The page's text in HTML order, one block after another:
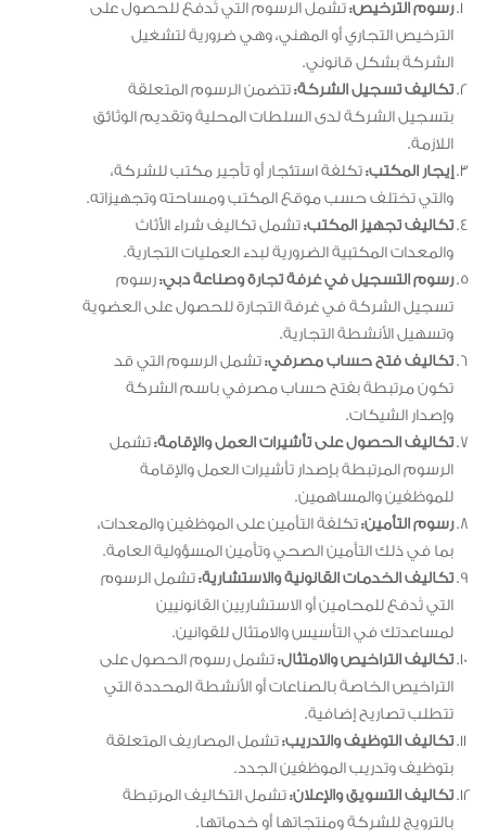
رسوم الترخيص:تشمل الرسوم التي تُدفع للحصول على
الترخيص التجاري أو المهني، وهي ضرورية لتشغيل
الشركة بشكل قانوني.
تكاليف تسجيل الشركة:تتضمن الرسوم المتعلقة
بتسجيل الشركة لدى السلطات المحلية وتقديم الوثائق
اللازمة.
إيجار المكتب:تكلفة استئجار أو تأجير مكتب للشركة،
والتي تختلف حسب موقع المكتب ومساحته وتجهيزاته.
تكاليف تجهيز المكتب:تشمل تكاليف شراء الأثاث
والمعدات المكتبية الضرورية لبدء العمليات التجارية.
رسوم التسجيل في غرفة تجارة وصناعة دبي:رسوم
تسجيل الشركة في غرفة التجارة للحصول على العضوية
وتسهيل الأنشطة التجارية.
تكاليف فتح حساب مصرفي:تشمل الرسوم التي قد
تكون مرتبطة بفتح حساب مصرفي باسم الشركة
وإصدار الشيكات.
تكاليف الحصول على تأشيرات العمل والإقامة:تشمل
الرسوم المرتبطة بإصدار تأشيرات العمل والإقامة
للموظفين والمساهمين.
رسوم التأمين:تكلفة التأمين على الموظفين والمعدات،
بما في ذلك التأمين الصحي وتأمين المسؤولية العامة.
تكاليف الخدمات القانونية والاستشارية:تشمل الرسوم
التي تُدفع للمحامين أو الاستشاريين القانونيين
لمساعدتك في التأسيس والامتثال للقوانين.
تكاليف التراخيص والامتثال:تشمل رسوم الحصول على
التراخيص الخاصة بالصناعات أو الأنشطة المحددة التي
تتطلب تصاريح إضافية.
تكاليف التوظيف والتدريب:تشمل المصاريف المتعلقة
بتوظيف وتدريب الموظفين الجدد.
تكاليف التسويق والإعلان:تشمل التكاليف المرتبطة
بالترويج للشركة ومنتجاتها أو خدماتها.